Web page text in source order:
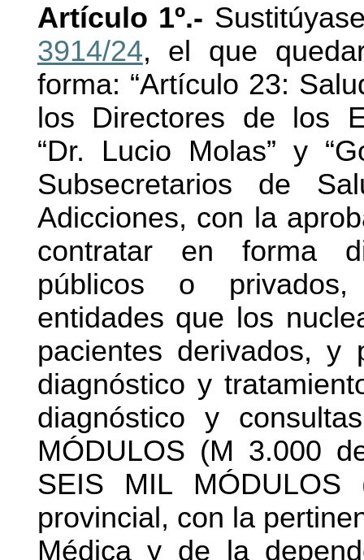
Artículo 1º.-
3914/24, el que
forma: “Artículo 23:
los Directores de los
“Dr. Lucio Molas” y
Subsecretarios de
Adicciones, con la
contratar en forma
públicos o
entidades que los
pacientes derivados, y
diagnóstico y
diagnóstico y
MÓDULOS (M 3.000
SEIS MIL
provincial, con la
Médica y de la